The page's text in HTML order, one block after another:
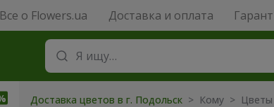
Все о Flowers.ua Доставка и оплата
Доставка цветов в г. Подольск > Кому >